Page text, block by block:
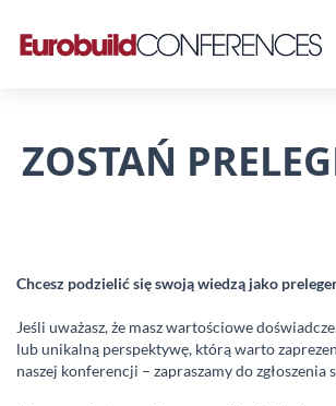
ZOSTAŃ
Chcesz podzielić się swoją wiedzą jako
Jeśli uważasz, że masz wartościowe
lub unikalną perspektywę, którą warto
naszej konferencji – zapraszamy do